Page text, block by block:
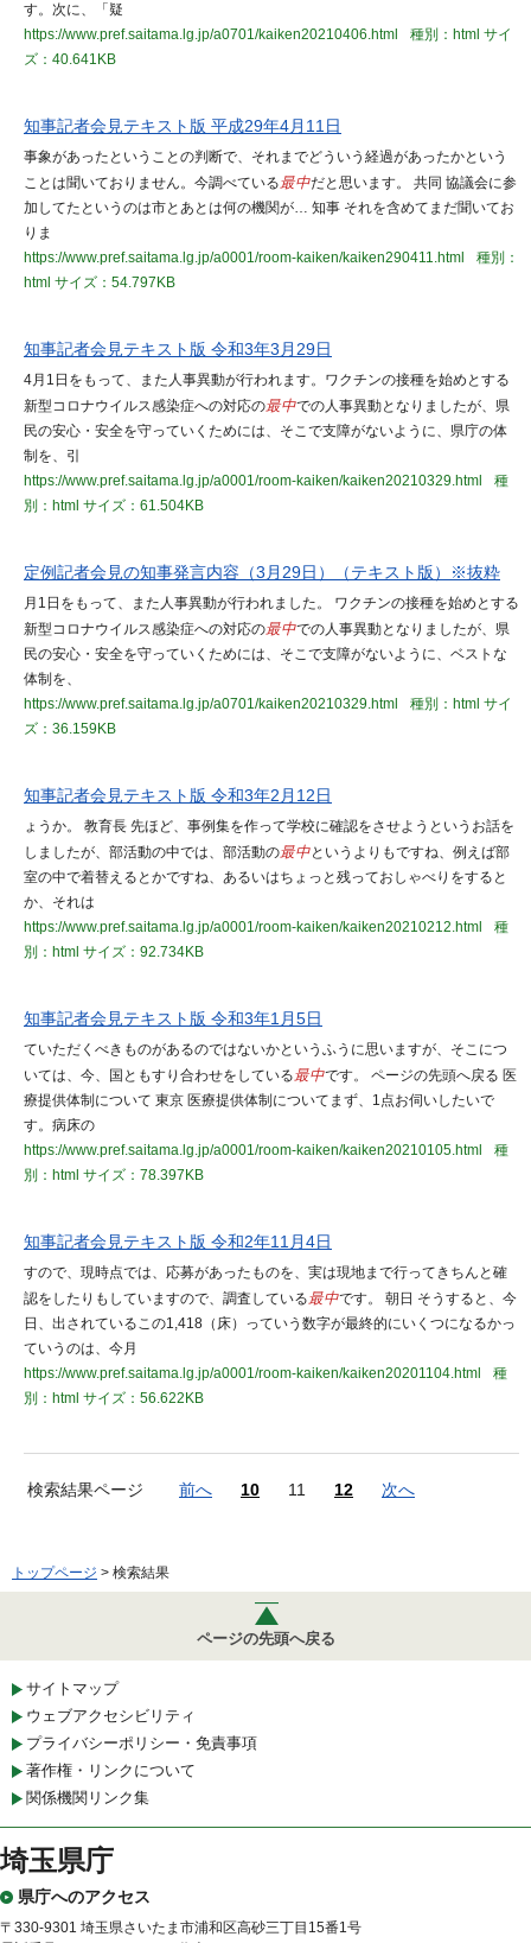
す。次に、「疑
https://www.pref.saitama.lg.jp/a0701/kaiken20210406.html
種別：html サイ
ズ：40.641KB
知事記者会見テキスト版 平成29年4月11日
事象があったということの判断で、それまでどういう経過があったかという
ことは聞いておりません。今調べている最中だと思います。 共同 協議会に参
加してたというのは市とあとは何の機関が… 知事 それを含めてまだ聞いてお
りま
https://www.pref.saitama.lg.jp/a0001/room-kaiken/kaiken290411.html
種別：
html サイズ：54.797KB
知事記者会見テキスト版 令和3年3月29日
4月1日をもって、また人事異動が行われます。ワクチンの接種を始めとする
新型コロナウイルス感染症への対応の最中での人事異動となりましたが、県
民の安心・安全を守っていくためには、そこで支障がないように、県庁の体
制を、引
https://www.pref.saitama.lg.jp/a0001/room-kaiken/kaiken20210329.html
種
別：html サイズ：61.504KB
定例記者会見の知事発言内容（3月29日）（テキスト版）※抜粋
月1日をもって、また人事異動が行われました。 ワクチンの接種を始めとする
新型コロナウイルス感染症への対応の最中での人事異動となりましたが、県
民の安心・安全を守っていくためには、そこで支障がないように、ベストな
体制を、
https://www.pref.saitama.lg.jp/a0701/kaiken20210329.html
種別：html サイ
ズ：36.159KB
知事記者会見テキスト版 令和3年2月12日
ょうか。 教育長 先ほど、事例集を作って学校に確認をさせようというお話を
しましたが、部活動の中では、部活動の最中というよりもですね、例えば部
室の中で着替えるとかですね、あるいはちょっと残っておしゃべりをすると
か、それは
https://www.pref.saitama.lg.jp/a0001/room-kaiken/kaiken20210212.html
種
別：html サイズ：92.734KB
知事記者会見テキスト版 令和3年1月5日
ていただくべきものがあるのではないかというふうに思いますが、そこにつ
いては、今、国ともすり合わせをしている最中です。 ページの先頭へ戻る 医
療提供体制について 東京 医療提供体制についてまず、1点お伺いしたいで
す。病床の
https://www.pref.saitama.lg.jp/a0001/room-kaiken/kaiken20210105.html
種
別：html サイズ：78.397KB
知事記者会見テキスト版 令和2年11月4日
すので、現時点では、応募があったものを、実は現地まで行ってきちんと確
認をしたりもしていますので、調査している最中です。 朝日 そうすると、今
日、出されているこの1,418（床）っていう数字が最終的にいくつになるかっ
ていうのは、今月
https://www.pref.saitama.lg.jp/a0001/room-kaiken/kaiken20201104.html
種
別：html サイズ：56.622KB
検索結果ページ 前へ 10 11 12 次へ
トップページ > 検索結果
ページの先頭へ戻る
サイトマップ
ウェブアクセシビリティ
プライバシーポリシー・免責事項
著作権・リンクについて
関係機関リンク集
埼玉県庁
県庁へのアクセス
〒330-9301 埼玉県さいたま市浦和区高砂三丁目15番1号